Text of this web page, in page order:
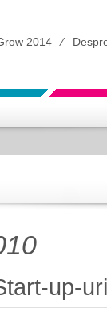
2014 ⁄
up-